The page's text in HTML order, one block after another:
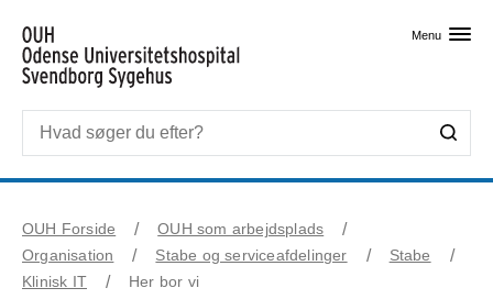
Menu
OUH Forside
OUH som arbejdsplads
Organisation
Stabe og serviceafdelinger
Stabe
Klinisk IT
Her bor vi